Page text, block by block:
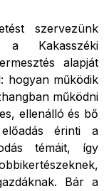
szervezünk
Kakasszéki
alapját
hogyan működik
működni
ellenálló és bő
érinti a
témáit, így
Bár a